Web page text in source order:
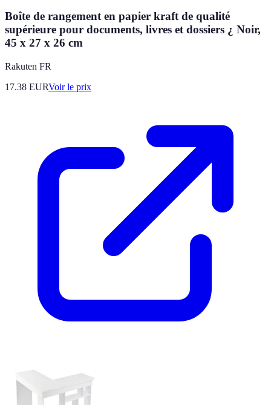
Boîte de rangement en papier kraft de qualité
supérieure pour documents, livres et dossiers ¿ Noir,
45 x 27 x 26 cm
Rakuten FR
17.38 EURVoir le prix